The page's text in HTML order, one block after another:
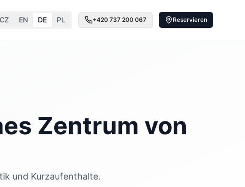
CZ EN DE PL +420 737 200 067 Reservieren
Zentrum von
und Kurzaufenthalte.